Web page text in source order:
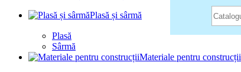
Plasă și sârmă
Plasă
Sârmă
Materiale pentru construcții